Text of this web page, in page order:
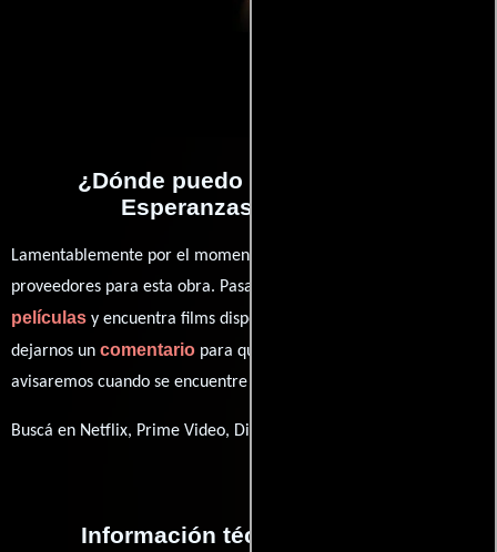
¿Dónde puedo ver la películas
Esperanzas cruzadas?
Lamentablemente por el momento no contamos con enlaces a
proveedores para esta obra. Pasa por nuestro catálogo de
películas y encuentra films disponibles. También puedes
dejarnos un comentario para que le demos prioridad y te
avisaremos cuando se encuentre disponible
Buscá en Netflix, Prime Video, Disney+
Información técnica y general